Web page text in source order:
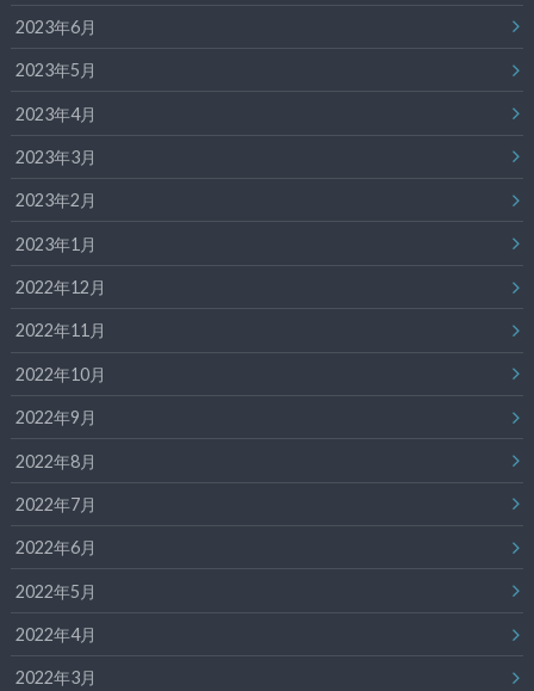
2023年6月
2023年5月
2023年4月
2023年3月
2023年2月
2023年1月
2022年12月
2022年11月
2022年10月
2022年9月
2022年8月
2022年7月
2022年6月
2022年5月
2022年4月
2022年3月